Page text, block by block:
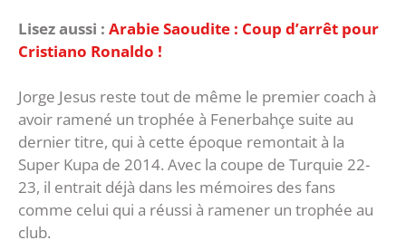
Lisez aussi : Arabie Saoudite : Coup d’arrêt pour
Cristiano Ronaldo !
Jorge Jesus reste tout de même le premier coach à
avoir ramené un trophée à Fenerbahçe suite au
dernier titre, qui à cette époque remontait à la
Super Kupa de 2014. Avec la coupe de Turquie 22-
23, il entrait déjà dans les mémoires des fans
comme celui qui a réussi à ramener un trophée au
club.